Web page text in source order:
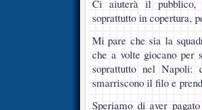
Ci aiuterà il pubblico,
soprattutto in copertura,
Mi pare che sia la
che a volte giocano per
soprattutto nel Napoli:
smarriscono il filo e
Speriamo di aver